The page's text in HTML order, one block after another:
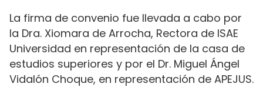
La firma de convenio fue llevada a cabo por
la Dra. Xiomara de Arrocha, Rectora de ISAE
Universidad en representación de la casa de
estudios superiores y por el Dr. Miguel Ángel
Vidalón Choque, en representación de APEJUS.